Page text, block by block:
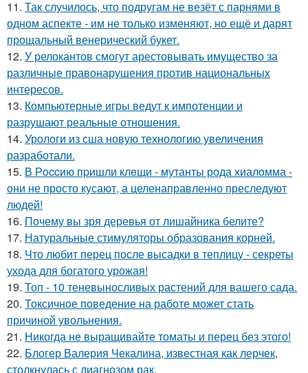
11. Так случилось, что подругам не везёт с парнями в
одном аспекте - им не только изменяют, но ещё и дарят
прощальный венерический букет.
12. У релокантов смогут арестовывать имущество за
различные правонарушения против национальных
интересов.
13. Компьютерные игры ведут к импотенции и
разрушают реальные отношения.
14. Урологи из сша новую технологию увеличения
разработали.
15. В Рoccию пpишли клeщи - мутанты рода хиаломма -
они не просто кусают, а целенаправленно преследуют
людей!
16. Почему вы зря деревья от лишайника белите?
17. Натуральные стимуляторы образования корней.
18. Что любит перец после высадки в теплицу - секреты
ухода для богатого урожая!
19. Топ - 10 теневыносливых растений для вашего сада.
20. Токсичное поведение на работе может стать
причиной увольнения.
21. Никогда не выращивайте томаты и перец без этого!
22. Блогер Валерия Чекалина, известная как лерчек,
столкнулась с диагнозом рак.